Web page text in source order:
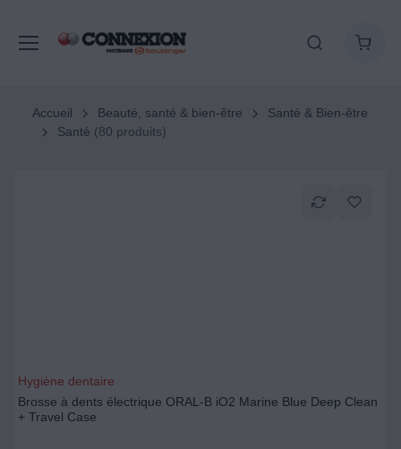
Accueil Beauté, santé & bien-être
Santé & Bien-être
Santé (80 produits)
Hygiène dentaire
Brosse à dents électrique ORAL-B iO2 Marine Blue Deep Clean
+ Travel Case